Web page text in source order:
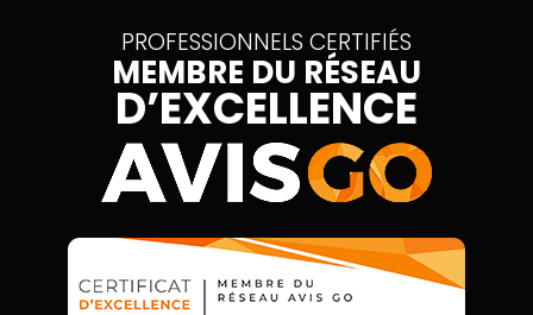
PROFESSIONNELS CERTIFIÉS
MEMBRE DU RÉSEAU
D’EXCELLENCE